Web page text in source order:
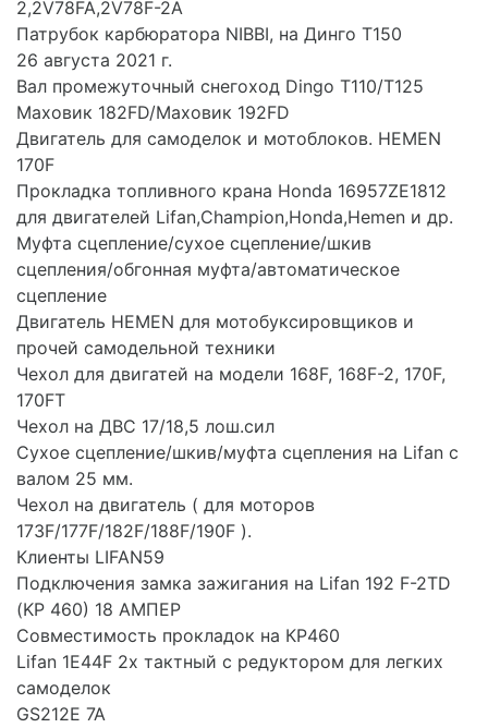
2,2V78FA,2V78F-2A
Патрубок карбюратора NIBBI, на Динго Т150
26 августа 2021 г.
Вал промежуточный снегоход Dingo T110/T125
Маховик 182FD/Маховик 192FD
Двигатель для самоделок и мотоблоков. HEMEN
170F
Прокладка топливного крана Honda 16957ZE1812
для двигателей Lifan,Champion,Honda,Hemen и др.
Муфта сцепление/сухое сцепление/шкив
сцепления/обгонная муфта/автоматическое
сцепление
Двигатель HEMEN для мотобуксировщиков и
прочей самодельной техники
Чехол для двигатей на модели 168F, 168F-2, 170F,
170FT
Чехол на ДВС 17/18,5 лош.сил
Сухое сцепление/шкив/муфта сцепления на Lifan с
валом 25 мм.
Чехол на двигатель ( для моторов
173F/177F/182F/188F/190F ).
Клиенты LIFAN59
Подключения замка зажигания на Lifan 192 F-2TD
(KP 460) 18 АМПЕР
Совместимость прокладок на КР460
Lifan 1E44F 2х тактный с редуктором для легких
самоделок
GS212E 7A